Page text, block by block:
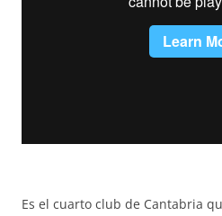
Es el cuarto club de Cantabria